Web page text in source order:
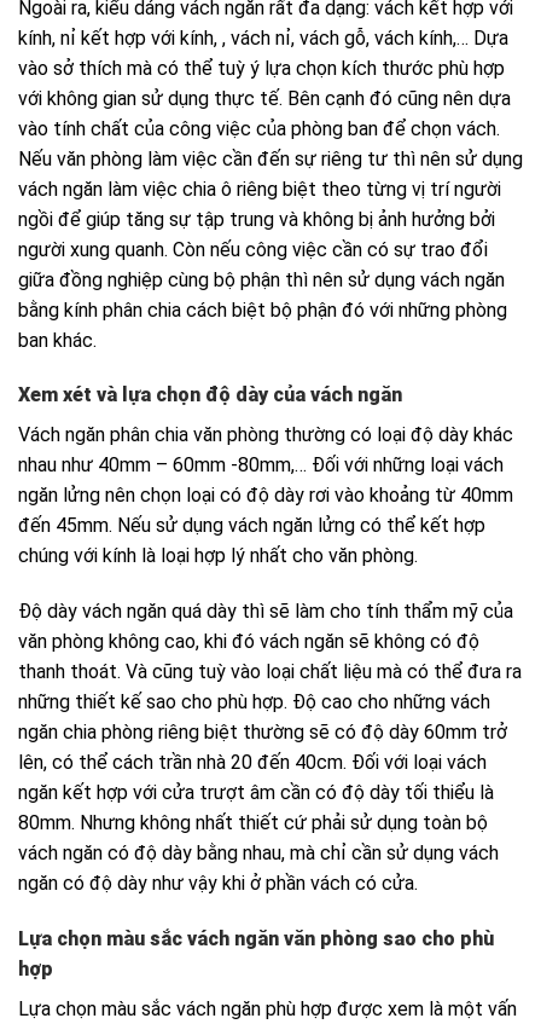
Ngoài ra, kiểu dáng vách ngăn rất đa dạng: vách kết hợp với
kính, nỉ kết hợp với kính, , vách nỉ, vách gỗ, vách kính,… Dựa
vào sở thích mà có thể tuỳ ý lựa chọn kích thước phù hợp
với không gian sử dụng thực tế. Bên cạnh đó cũng nên dựa
vào tính chất của công việc của phòng ban để chọn vách.
Nếu văn phòng làm việc cần đến sự riêng tư thì nên sử dụng
vách ngăn làm việc chia ô riêng biệt theo từng vị trí người
ngồi để giúp tăng sự tập trung và không bị ảnh hưởng bởi
người xung quanh. Còn nếu công việc cần có sự trao đổi
giữa đồng nghiệp cùng bộ phận thì nên sử dụng vách ngăn
bằng kính phân chia cách biệt bộ phận đó với những phòng
ban khác.
Xem xét và lựa chọn độ dày của vách ngăn
Vách ngăn phân chia văn phòng thường có loại độ dày khác
nhau như 40mm – 60mm -80mm,… Đối với những loại vách
ngăn lửng nên chọn loại có độ dày rơi vào khoảng từ 40mm
đến 45mm. Nếu sử dụng vách ngăn lửng có thể kết hợp
chúng với kính là loại hợp lý nhất cho văn phòng.
Độ dày vách ngăn quá dày thì sẽ làm cho tính thẩm mỹ của
văn phòng không cao, khi đó vách ngăn sẽ không có độ
thanh thoát. Và cũng tuỳ vào loại chất liệu mà có thể đưa ra
những thiết kế sao cho phù hợp. Độ cao cho những vách
ngăn chia phòng riêng biệt thường sẽ có độ dày 60mm trở
lên, có thể cách trần nhà 20 đến 40cm. Đối với loại vách
ngăn kết hợp với cửa trượt âm cần có độ dày tối thiểu là
80mm. Nhưng không nhất thiết cứ phải sử dụng toàn bộ
vách ngăn có độ dày bằng nhau, mà chỉ cần sử dụng vách
ngăn có độ dày như vậy khi ở phần vách có cửa.
Lựa chọn màu sắc vách ngăn văn phòng sao cho phù
hợp
Lựa chọn màu sắc vách ngăn phù hợp được xem là một vấn